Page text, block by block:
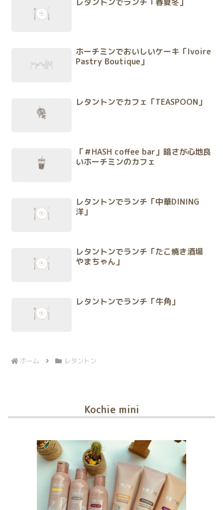
ホーチミンでおいしいケーキ「Ivoire
Pastry Boutique」
レタントンでカフェ「TEASPOON」
「＃HASH coffee bar」暗さが心地良
いホーチミンのカフェ
レタントンでランチ「中華DINING
洋」
レタントンでランチ「たこ焼き酒場
やまちゃん」
レタントンでランチ「牛角」
ホーム レタントン
Kochie mini